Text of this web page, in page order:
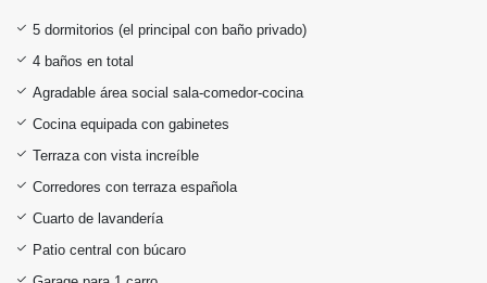
5 dormitorios (el principal con baño privado)
4 baños en total
Agradable área social sala-comedor-cocina
Cocina equipada con gabinetes
Terraza con vista increíble
Corredores con terraza española
Cuarto de lavandería
Patio central con búcaro